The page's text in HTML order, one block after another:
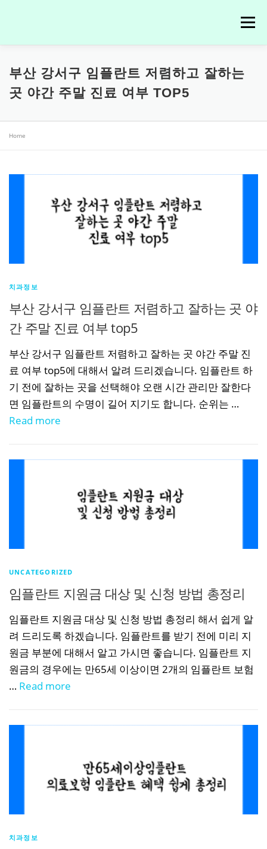
로
메뉴
치과정보
부산 강서구 임플란트 저렴하고 잘하는
곳 야간 주말 진료 여부 TOP5
Home
치과정보
부산 강서구 임플란트 저렴하고 잘하는 곳 야
간 주말 진료 여부 top5
부산 강서구 임플란트 저렴하고 잘하는 곳 야간 주말 진
료 여부 top5에 대해서 알려 드리겠습니다. 임플란트 하
기 전에 잘하는 곳을 선택해야 오랜 시간 관리만 잘한다
면 임플란트의 수명이 길어 지기도 합니다. 순위는 …
Read more
UNCATEGORIZED
임플란트 지원금 대상 및 신청 방법 총정리
임플란트 지원금 대상 및 신청 방법 총정리 해서 쉽게 알
려 드리도록 하겠습니다. 임플란트를 받기 전에 미리 지
원금 부분에 대해서 알고 가시면 좋습니다. 임플란트 지
원금의 경우에는 만65세 이상이면 2개의 임플란트 보험
… Read more
치과정보